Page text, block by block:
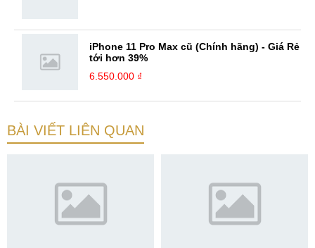
iPhone 11 Pro Max cũ (Chính hãng) - Giá Rẻ
tới hơn 39%
6.550.000 ₫
BÀI VIẾT LIÊN QUAN